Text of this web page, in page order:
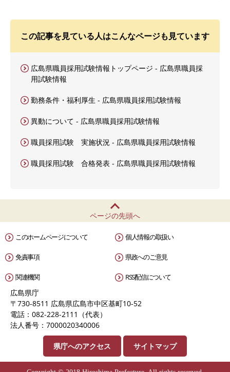
この記事を見ている人はこんなページも見ています
広島県職員採用試験情報トップページ - 広島県職員採
用試験情報
勤務条件・福利厚生 - 広島県職員採用試験情報
異動について - 広島県職員採用試験情報
職員採用試験 実施状況 - 広島県職員採用試験情報
職員採用試験 合格発表 - 広島県職員採用試験情報
ページの先頭へ
このホームページについて 個人情報の取扱い
免責事項 県政へのご意見
関連機関 RSS配信について
広島県庁
〒730-8511 広島県広島市中区基町10-52
電話：082-228-2111（代表）
法人番号：7000020340006
県庁へのアクセス サイトマップ